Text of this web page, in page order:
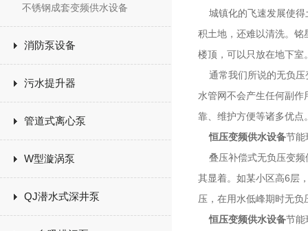
不锈钢成套变频供水设备
消防泵设备
污水提升器
管道式离心泵
W型漩涡泵
QJ潜水式深井泵
城镇化的飞速发展使得
积土地，还难以清洗。
楼顶，可以只放在地下室
通常我们所说的无负压
水管网不会产生任何副
靠、维护方便等诸多优点
恒压变频供水设备节
叠压补偿式无负压变频
其显着。如某小区高6层
压，在用水低峰期时无
恒压变频供水设备节